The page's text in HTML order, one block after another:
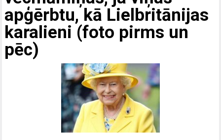
apģērbtu, kā Lielbritānijas
karalieni (foto pirms un
pēc)